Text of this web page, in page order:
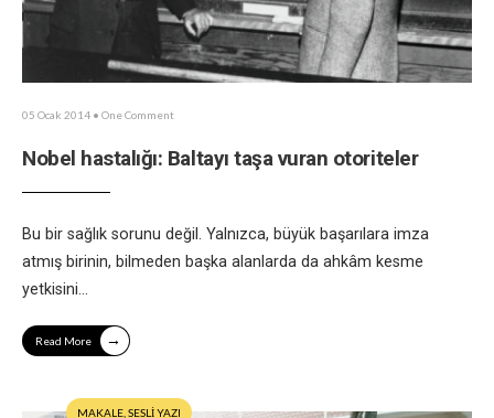
05 Ocak 2014 • One Comment
Nobel hastalığı: Baltayı taşa vuran otoriteler
Bu bir sağlık sorunu değil. Yalnızca, büyük başarılara imza
atmış birinin, bilmeden başka alanlarda da ahkâm kesme
yetkisini...
Read More →
MAKALE SESLİ YAZI